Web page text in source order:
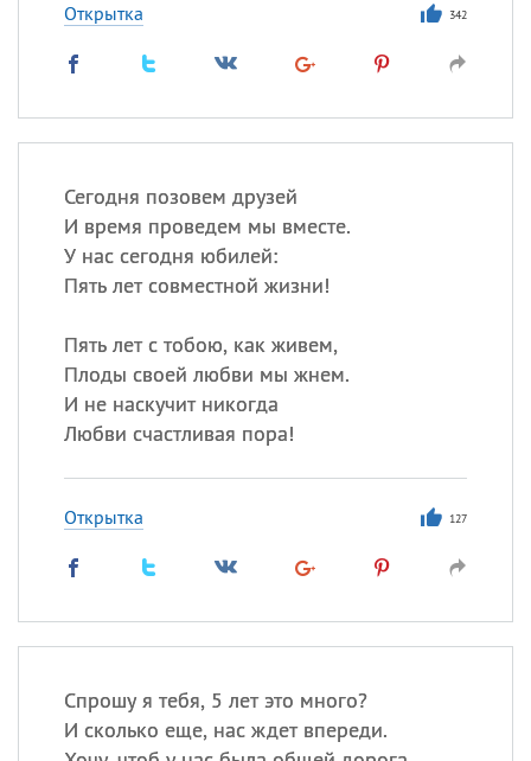
Открытка 342
Сегодня позовем друзей
И время проведем мы вместе.
У нас сегодня юбилей:
Пять лет совместной жизни!
Пять лет с тобою, как живем,
Плоды своей любви мы жнем.
И не наскучит никогда
Любви счастливая пора!
Открытка 127
Спрошу я тебя, 5 лет это много?
И сколько еще, нас ждет впереди.